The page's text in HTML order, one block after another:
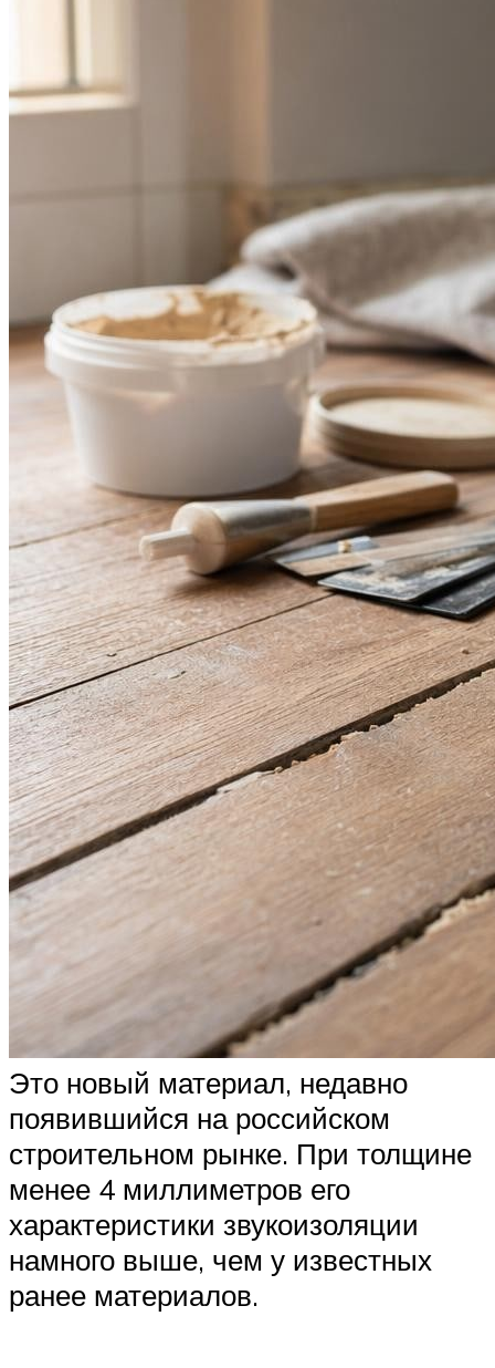
Это новый материал, недавно
появившийся на российском
строительном рынке. При толщине
менее 4 миллиметров его
характеристики звукоизоляции
намного выше, чем у известных
ранее материалов.